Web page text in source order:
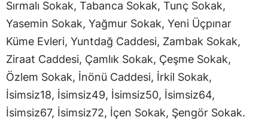
Sırmalı Sokak, Tabanca Sokak, Tunç Sokak,
Yasemin Sokak, Yağmur Sokak, Yeni Üçpınar
Küme Evleri, Yuntdağ Caddesi, Zambak Sokak,
Ziraat Caddesi, Çamlık Sokak, Çeşme Sokak,
Özlem Sokak, İnönü Caddesi, İrkil Sokak,
İsimsiz18, İsimsiz49, İsimsiz50, İsimsiz64,
İsimsiz67, İsimsiz72, İçen Sokak, Şengör Sokak.